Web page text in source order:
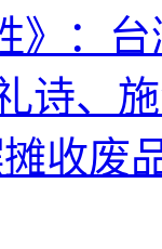
》：
诗、
收废